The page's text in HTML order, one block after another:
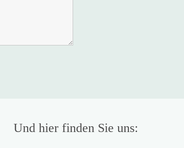
Und hier finden Sie uns: